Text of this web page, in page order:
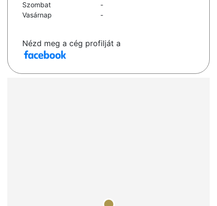
Szombat
-
Vasárnap
-
Nézd meg a cég profilját a